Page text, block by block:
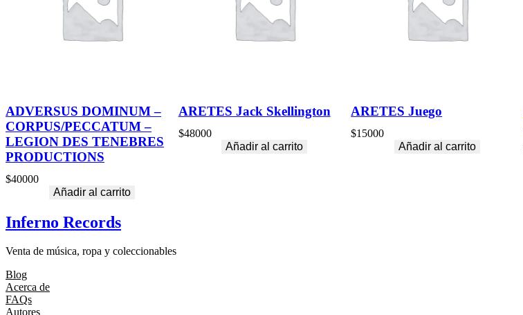
ADVERSUS DOMINUM –
CORPUS/PECCATUM –
LEGION DES TENEBRES
PRODUCTIONS
$40000
Añadir al carrito
ARETES Jack Skellington
$48000
Añadir al carrito
ARETES Juego
$15000
Añadir al carrito
Inferno Records
Venta de música, ropa y coleccionables
Blog
Acerca de
FAQs
Autores